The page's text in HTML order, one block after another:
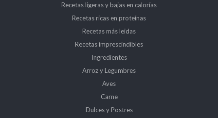
Recetas ligeras y bajas en calorías
Recetas ricas en proteínas
Recetas más leidas
Recetas imprescindibles
Ingredientes
Arroz y Legumbres
Aves
Carne
Dulces y Postres